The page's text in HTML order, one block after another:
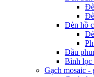
Đèn hồ
Đầu
Bình lọc
Gạch mosaic -